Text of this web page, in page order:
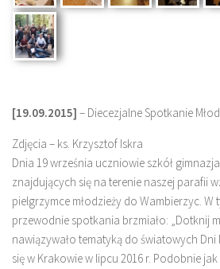
[19.09.2015] – Diecezjalne Spotkanie
Zdjęcia – ks. Krzysztof Iskra
Dnia 19 września uczniowie szkół
znajdujących się na terenie naszej parafii
pielgrzymce młodzieży do Wambierzyc. W
przewodnie spotkania brzmiało: „Dotknij
nawiązywało tematyką do światowych
się w Krakowie w lipcu 2016 r. Podobnie